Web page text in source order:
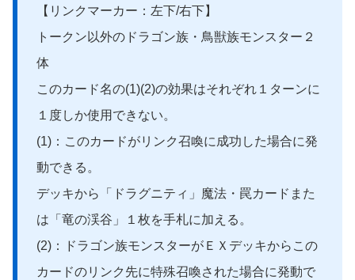
【リンクマーカー：左下/右下】
トークン以外のドラゴン族・鳥獣族モンスター２
体
このカード名の(1)(2)の効果はそれぞれ１ターンに
１度しか使用できない。
(1)：このカードがリンク召喚に成功した場合に発
動できる。
デッキから「ドラグニティ」魔法・罠カードまた
は「竜の渓谷」１枚を手札に加える。
(2)：ドラゴン族モンスターがＥＸデッキからこの
カードのリンク先に特殊召喚された場合に発動で